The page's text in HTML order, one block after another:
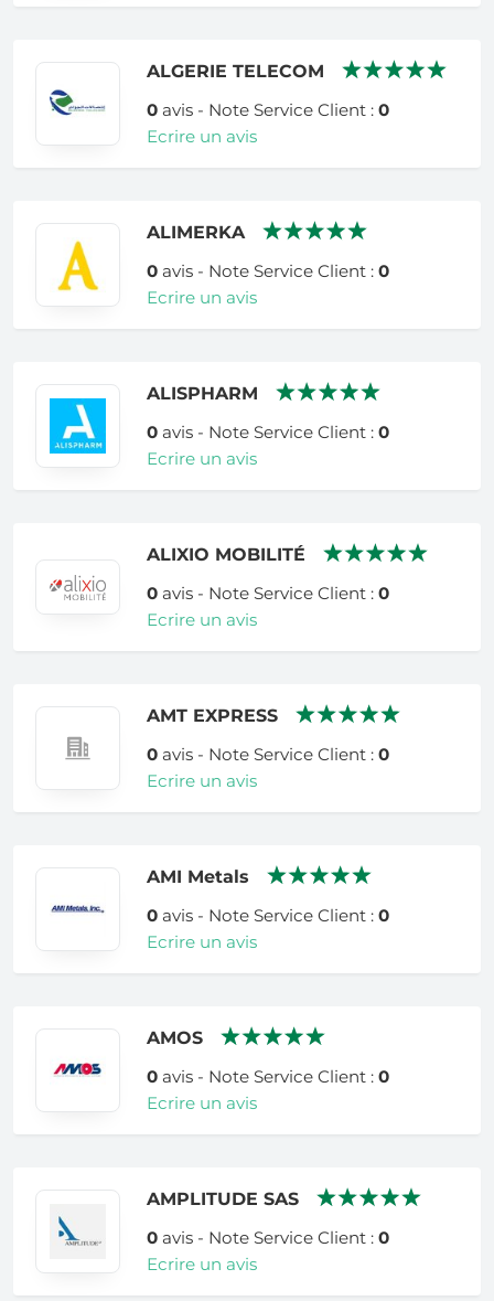
ALGERIE TELECOM
0avis - Note Service Client : 0
Ecrire un avis
ALIMERKA
0avis - Note Service Client : 0
Ecrire un avis
ALISPHARM
0avis - Note Service Client : 0
Ecrire un avis
ALIXIO MOBILITÉ
0avis - Note Service Client : 0
Ecrire un avis
AMT EXPRESS
0avis - Note Service Client : 0
Ecrire un avis
AMI Metals
0avis - Note Service Client : 0
Ecrire un avis
AMOS
0avis - Note Service Client : 0
Ecrire un avis
AMPLITUDE SAS
0avis - Note Service Client : 0
Ecrire un avis